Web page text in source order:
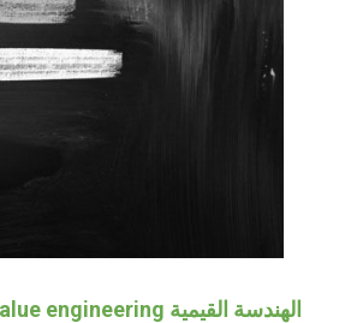
الهندسة القيمية value engineering